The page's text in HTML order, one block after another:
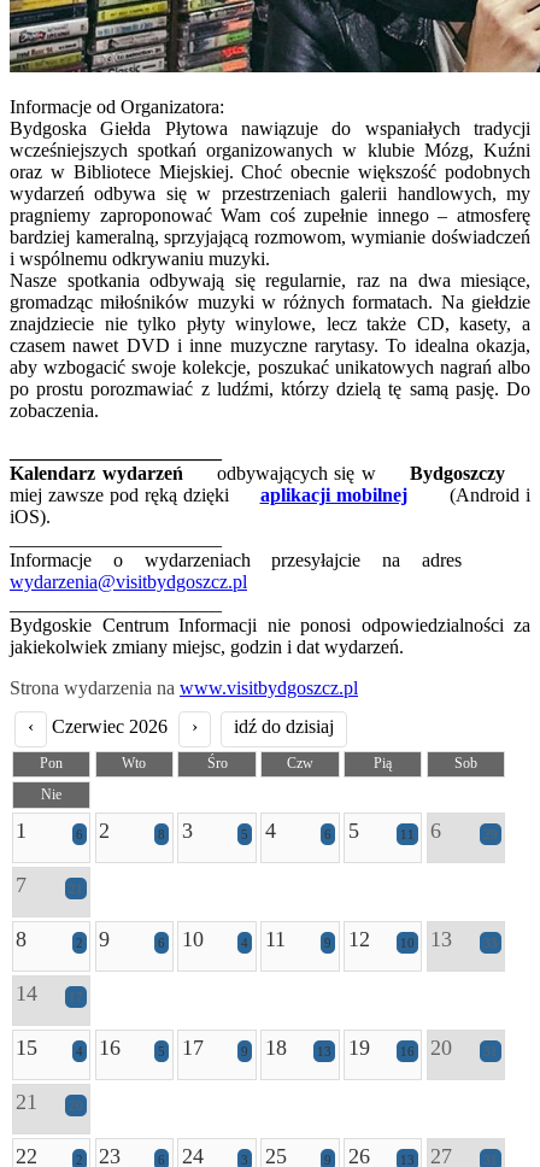
Informacje od Organizatora:
Bydgoska Giełda Płytowa nawiązuje do wspaniałych tradycji
wcześniejszych spotkań organizowanych w klubie Mózg, Kuźni
oraz w Bibliotece Miejskiej. Choć obecnie większość podobnych
wydarzeń odbywa się w przestrzeniach galerii handlowych, my
pragniemy zaproponować Wam coś zupełnie innego – atmosferę
bardziej kameralną, sprzyjającą rozmowom, wymianie doświadczeń
i wspólnemu odkrywaniu muzyki.
Nasze spotkania odbywają się regularnie, raz na dwa miesiące,
gromadząc miłośników muzyki w różnych formatach. Na giełdzie
znajdziecie nie tylko płyty winylowe, lecz także CD, kasety, a
czasem nawet DVD i inne muzyczne rarytasy. To idealna okazja,
aby wzbogacić swoje kolekcje, poszukać unikatowych nagrań albo
po prostu porozmawiać z ludźmi, którzy dzielą tę samą pasję. Do
zobaczenia.
Kalendarz wydarzeń odbywających się wBydgoszczy
miej zawsze pod ręką dzięki aplikacji mobilnej
(Android i
iOS).
Informacje o wydarzeniach przesyłajcie na adres
wydarzenia@visitbydgoszcz.pl
Bydgoskie Centrum Informacji nie ponosi odpowiedzialności za
jakiekolwiek zmiany miejsc, godzin i dat wydarzeń.
Strona wydarzenia na www.visitbydgoszcz.pl
‹
Czerwiec 2026 › idź do dzisiaj
Pon Wto Śro Czw Pią
Sob
Nie
1 6 2 8 3 5 4 6 5 11 6 29
7 21
8 2 9 6 10 4 11 9 12 10 13 33
14 17
15 4 16 5 17 9 18 13 19 16 20 31
21 20
22 2 23 6 24 3 25 9 26 13 27 31